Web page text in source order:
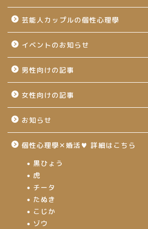
芸能人カップルの個性心理學
イベントのお知らせ
男性向けの記事
女性向けの記事
お知らせ
個性心理學✕婚活♥ 詳細はこちら
黒ひょう
虎
チータ
たぬき
こじか
ゾウ